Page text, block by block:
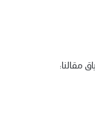
مقالنا: